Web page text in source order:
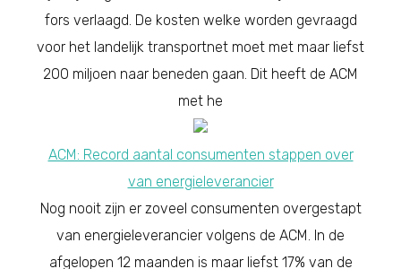
fors verlaagd. De kosten welke worden gevraagd
voor het landelijk transportnet moet met maar liefst
200 miljoen naar beneden gaan. Dit heeft de ACM
met he
ACM: Record aantal consumenten stappen over
van energieleverancier
Nog nooit zijn er zoveel consumenten overgestapt
van energieleverancier volgens de ACM. In de
afgelopen 12 maanden is maar liefst 17% van de